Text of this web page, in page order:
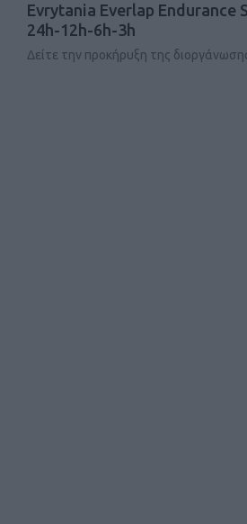
Evrytania Everlap Endurance
24h-12h-6h-3h
Δείτε την προκήρυξη της